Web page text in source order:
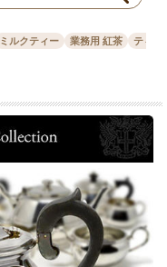
ミルクティー 業務用 紅茶 ティー